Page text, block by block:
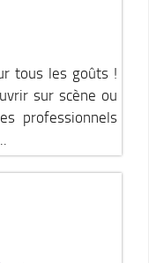
tous les goûts !
sur scène ou
professionnels